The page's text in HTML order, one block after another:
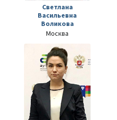
Светлана
Васильевна
Воликова
Москва